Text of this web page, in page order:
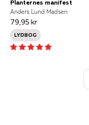
Planternes manifest
Anders Lund Madsen
79,95 kr
LYDBOG